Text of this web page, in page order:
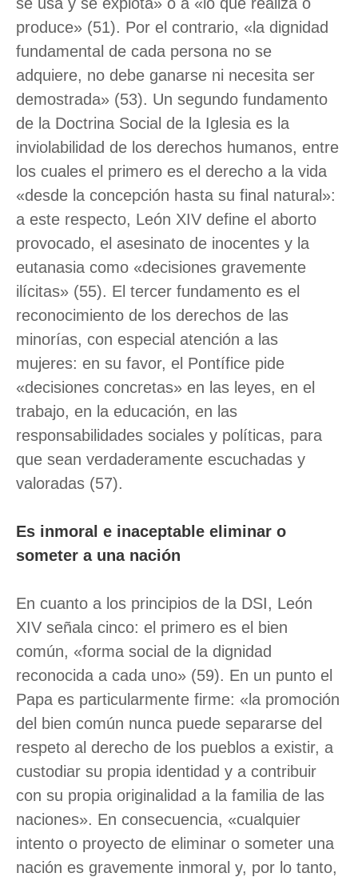
produce» (51). Por el contrario, «la dignidad
fundamental de cada persona no se
adquiere, no debe ganarse ni necesita ser
demostrada» (53). Un segundo fundamento
de la Doctrina Social de la Iglesia es la
inviolabilidad de los derechos humanos, entre
los cuales el primero es el derecho a la vida
«desde la concepción hasta su final natural»:
a este respecto, León XIV define el aborto
provocado, el asesinato de inocentes y la
eutanasia como «decisiones gravemente
ilícitas» (55). El tercer fundamento es el
reconocimiento de los derechos de las
minorías, con especial atención a las
mujeres: en su favor, el Pontífice pide
«decisiones concretas» en las leyes, en el
trabajo, en la educación, en las
responsabilidades sociales y políticas, para
que sean verdaderamente escuchadas y
valoradas (57).
Es inmoral e inaceptable eliminar o
someter a una nación
En cuanto a los principios de la DSI, León
XIV señala cinco: el primero es el bien
común, «forma social de la dignidad
reconocida a cada uno» (59). En un punto el
Papa es particularmente firme: «la promoción
del bien común nunca puede separarse del
respeto al derecho de los pueblos a existir, a
custodiar su propia identidad y a contribuir
con su propia originalidad a la familia de las
naciones». En consecuencia, «cualquier
intento o proyecto de eliminar o someter una
nación es gravemente inmoral y, por lo tanto,